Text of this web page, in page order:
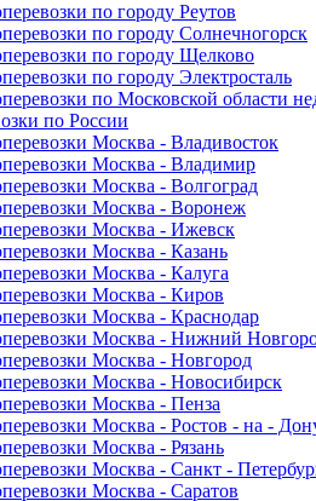
по городу Реутов
по городу Солнечногорск
по городу Щелково
по городу Электросталь
по Московской области
по России
Москва - Владивосток
Москва - Владимир
Москва - Волгоград
Москва - Воронеж
Москва - Ижевск
Москва - Казань
Москва - Калуга
Москва - Киров
Москва - Краснодар
Москва - Нижний
Москва - Новгород
Москва - Новосибирск
Москва - Пенза
Москва - Ростов - на -
Москва - Рязань
Москва - Санкт -
Москва - Саратов